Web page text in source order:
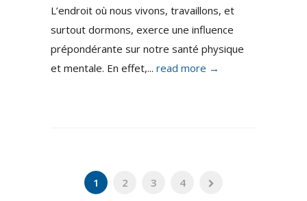
L’endroit où nous vivons, travaillons, et
surtout dormons, exerce une influence
prépondérante sur notre santé physique
et mentale. En effet,... read more →
1 2 3 4